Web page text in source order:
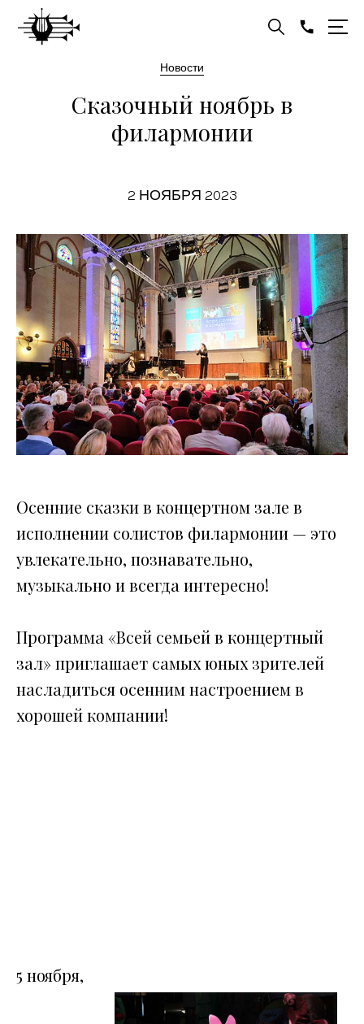
Новости
Сказочный ноябрь в
филармонии
2 НОЯБРЯ 2023
Осенние сказки в концертном зале в
исполнении солистов филармонии — это
увлекательно, познавательно,
музыкально и всегда интересно!
Программа «Всей семьей в концертный
зал» приглашает самых юных зрителей
насладиться осенним настроением в
хорошей компании!
5 ноября,